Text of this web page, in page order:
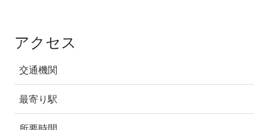
アクセス
交通機関
最寄り駅